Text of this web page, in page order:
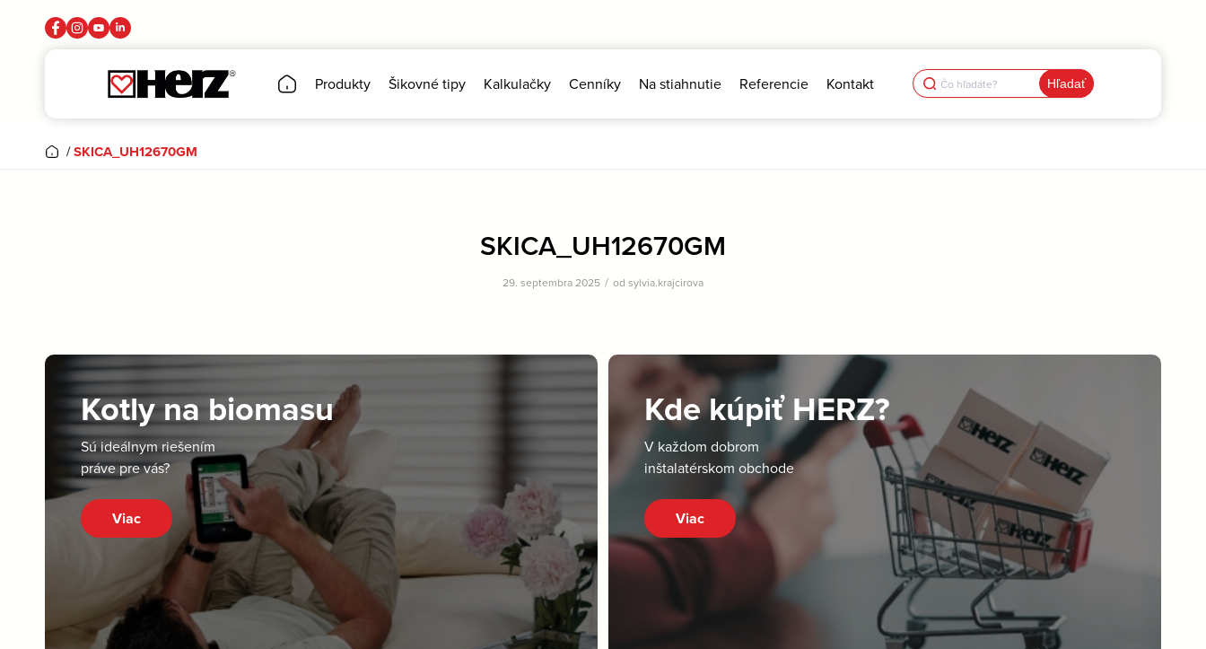
Produkty Šikovné tipy Kalkulačky Cenníky Na stiahnutie Referencie Kontakt Search
for:
/SKICA_UH12670GM
SKICA_UH12670GM
29. septembra 2025 / od sylvia.krajcirova
Kotly na biomasu
Sú ideálnym riešením
práve pre vás?
Viac
Kde kúpiť HERZ?
V každom dobrom
inštalatérskom obchode
Viac